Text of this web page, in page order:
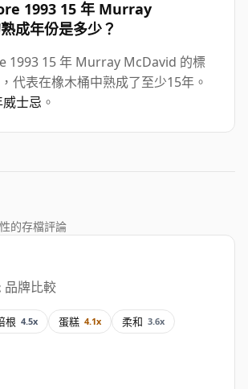
1993 15 年 Murray
成年份是多少？
1993 15 年 Murray McDavid 的標
代表在橡木桶中熟成了至少15年。
士忌 。
的存檔評論
品牌比較
根 4.5x 蛋糕 4.1x 柔和 3.6x